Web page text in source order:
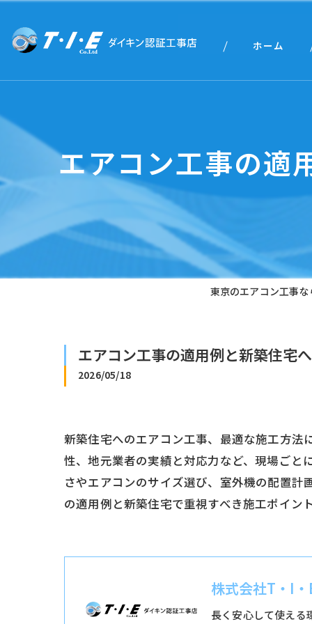
ホーム
エアコン工事の適
東京のエアコン工事
エアコン工事の適用例と新築住宅
2026/05/18
新築住宅へのエアコン工事、最適な施工方法
性、地元業者の実績と対応力など、現場ごと
さやエアコンのサイズ選び、室外機の配置
の適用例と新築住宅で重視すべき施工ポイン
株式会社T・I・
長く安心して使える